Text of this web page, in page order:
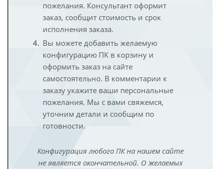
пожелания. Консультант оформит
заказ, сообщит стоимость и срок
исполнения заказа.
Вы можете добавить желаемую
конфигурацию ПК в корзину и
оформить заказ на сайте
самостоятельно. В комментарии к
заказу укажите ваши персональные
пожелания. Мы с вами свяжемся,
уточним детали и сообщим по
готовности.
Конфигурация любого ПК на нашем сайте
не является окончательной. О желаемых